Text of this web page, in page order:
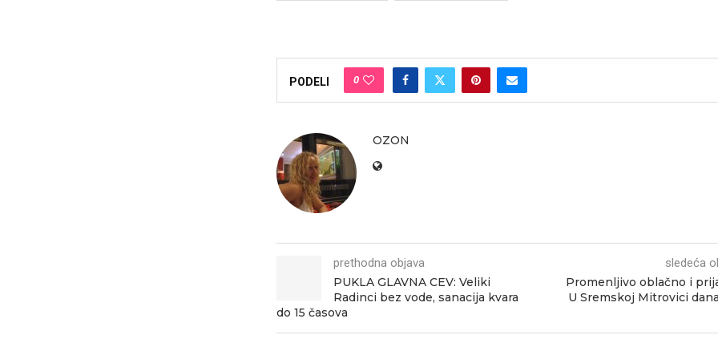
PODELI 0
OZON
prethodna objava
PUKLA GLAVNA CEV: Veliki
Radinci bez vode, sanacija kvara
do 15 časova
sledeća
Promenljivo oblačno i
U Sremskoj Mitrovici